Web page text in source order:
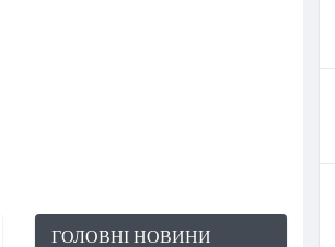
ГОЛОВНІ НОВИНИ